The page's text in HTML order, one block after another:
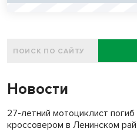
Новости
27-летний мотоциклист
кроссовером в Ленинском